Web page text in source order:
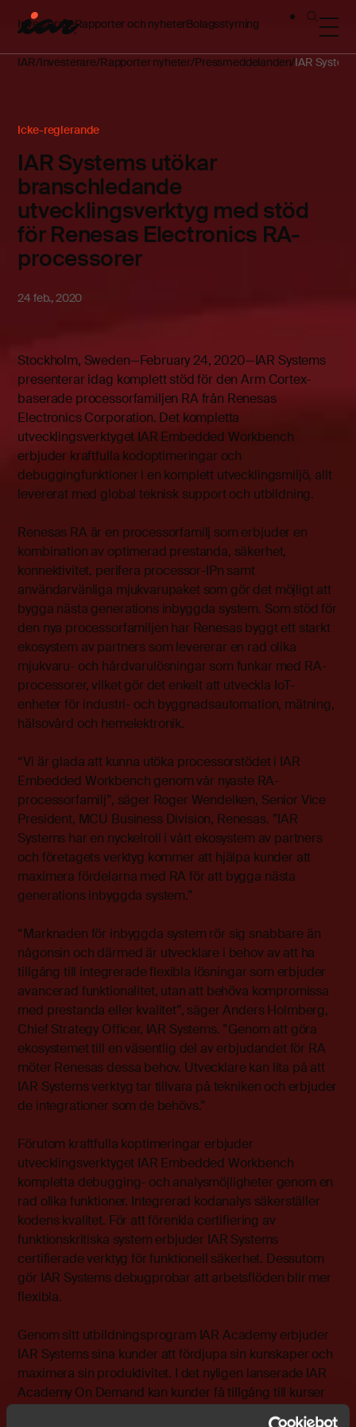
InvesterareRapporter och nyheterBolagsstyrning
IAR Investerare Rapporter nyheter Pressmeddelanden IAR
Icke-reglerande
IAR Systems utökar
branschledande
utvecklingsverktyg med stöd
för Renesas Electronics RA-
processorer
24 feb., 2020
Stockholm, Sweden—February 24, 2020—IAR Systems
presenterar idag komplett stöd för den Arm Cortex-
baserade processorfamiljen RA från Renesas
Electronics Corporation. Det kompletta
utvecklingsverktyget IAR Embedded Workbench
erbjuder kraftfulla kodoptimeringar och
debuggingfunktioner i en komplett utvecklingsmiljö, allt
levererat med global teknisk support och utbildning.
Renesas RA är en processorfamilj som erbjuder en
kombination av optimerad prestanda, säkerhet,
konnektivitet, perifera processor-IPn samt
användarvänliga mjukvarupaket som gör det möjligt att
bygga nästa generations inbyggda system. Som stöd för
den nya processorfamiljen har Renesas byggt ett starkt
ekosystem av partners som levererar en rad olika
mjukvaru- och hårdvarulösningar som funkar med RA-
processorer, vilket gör det enkelt att utveckla IoT-
enheter för industri- och byggnadsautomation, mätning,
hälsovård och hemelektronik.
“Vi är glada att kunna utöka processorstödet i IAR
Embedded Workbench genom vår nyaste RA-
processorfamilj”, säger Roger Wendelken, Senior Vice
President, MCU Business Division, Renesas. ”IAR
Systems har en nyckelroll i vårt ekosystem av partners
och företagets verktyg kommer att hjälpa kunder att
maximera fördelarna med RA för att bygga nästa
generations inbyggda system.”
“Marknaden för inbyggda system rör sig snabbare än
någonsin och därmed är utvecklare i behov av att ha
tillgång till integrerade flexibla lösningar som erbjuder
avancerad funktionalitet, utan att behöva kompromissa
med prestanda eller kvalitet”, säger Anders Holmberg,
Chief Strategy Officer, IAR Systems. ”Genom att göra
ekosystemet till en väsentlig del av erbjudandet för RA
möter Renesas dessa behov. Utvecklare kan lita på att
IAR Systems verktyg tar tillvara på tekniken och erbjuder
de integrationer som de behövs.”
Förutom kraftfulla koptimeringar erbjuder
utvecklingsverktyget IAR Embedded Workbench
kompletta debugging- och analysmöjligheter genom en
rad olika funktioner. Integrerad kodanalys säkerställer
kodens kvalitet. För att förenkla certifiering av
funktionskritiska system erbjuder IAR Systems
certifierade verktyg för funktionell säkerhet. Dessutom
gör IAR Systems debugprobar att arbetsflöden blir mer
flexibla.
Genom sitt utbildningsprogram IAR Academy erbjuder
IAR Systems sina kunder att fördjupa sin kunskaper och
maximera sin produktivitet. I det nyligen lanserade IAR
Academy On Demand kan kunder få tillgång till kurser